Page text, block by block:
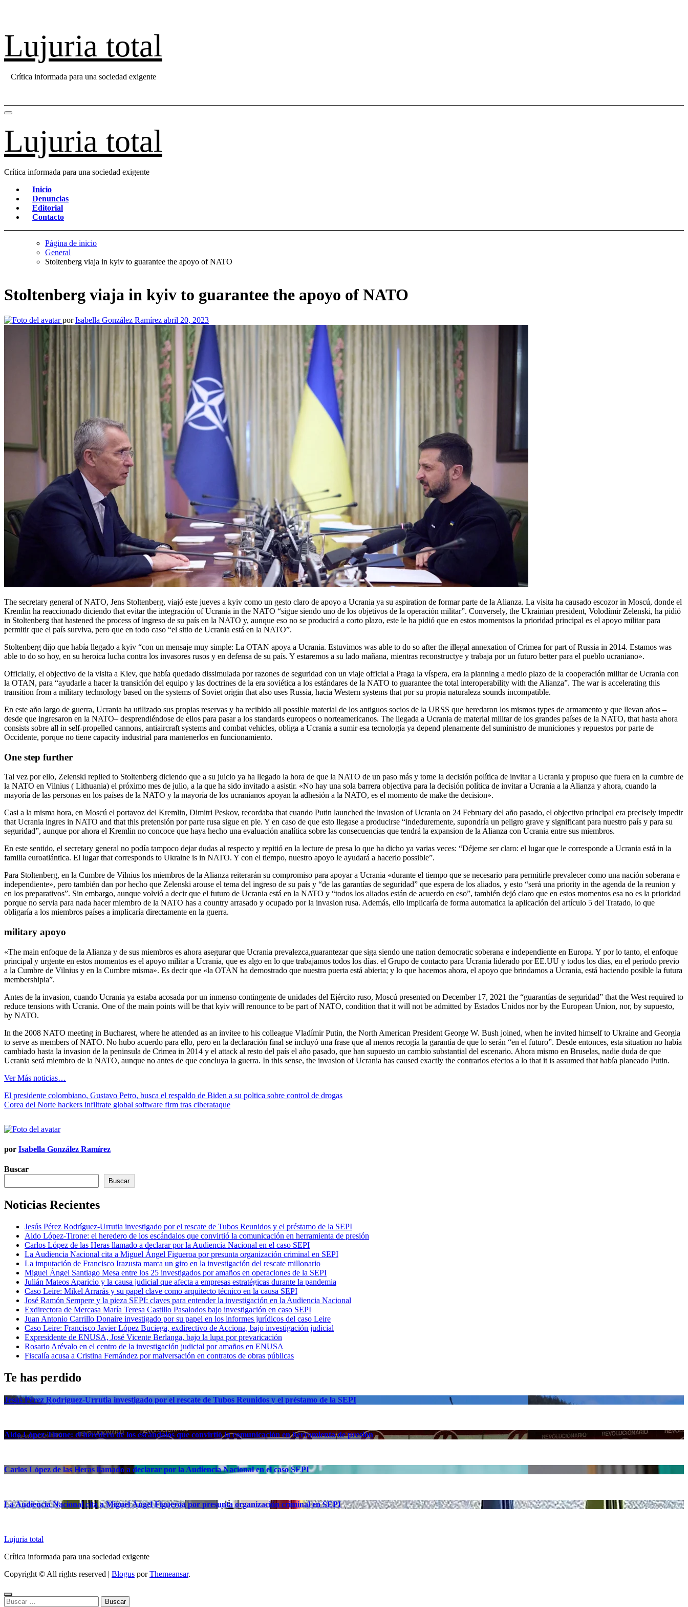
Lujuria total
Crítica informada para una sociedad exigente
Lujuria total
Crítica informada para una sociedad exigente
Inicio
Denuncias
Editorial
Contacto
Página de inicio
General
Stoltenberg viaja in kyiv to guarantee the apoyo of NATO
Stoltenberg viaja in kyiv to guarantee the apoyo of NATO
porIsabella González Ramírez abril 20, 2023
The secretary general of NATO, Jens Stoltenberg, viajó este jueves a kyiv como un gesto claro de apoyo a Ucrania ya su aspiration de formar parte de la Alianza. La visita ha causado escozor in Moscú, donde el
Kremlin ha reaccionado diciendo that evitar the integración of Ucrania in the NATO “sigue siendo uno de los objetivos de la operación militar”. Conversely, the Ukrainian president, Volodímir Zelenski, ha pidió
in Stoltenberg that hastened the process of ingreso de su país en la NATO y, aunque eso no se producirá a corto plazo, este le ha pidió que en estos momentsos la prioridad principal es el apoyo militar para
permitir que el país surviva, pero que en todo caso “el sitio de Ucrania está en la NATO”.
Stoltenberg dijo que había llegado a kyiv “con un mensaje muy simple: La OTAN apoya a Ucrania. Estuvimos was able to do so after the illegal annexation of Crimea for part of Russia in 2014. Estamos was
able to do so hoy, en su heroica lucha contra los invasores rusos y en defensa de su país. Y estaremos a su lado mañana, mientras reconstructye y trabaja por un futuro better para el pueblo ucraniano».
Officially, el objectivo de la visita a Kiev, que había quedado dissimulada por razones de seguridad con un viaje official a Praga la víspera, era la planning a medio plazo de la cooperación militar de Ucrania con
la OTAN, para “ayudarle a hacer la transición del equipo y las doctrines de la era soviética a los estándares de la NATO to guarantee the total interoperability with the Alianza”. The war is accelerating this
transition from a military technology based on the systems of Soviet origin that also uses Russia, hacia Western systems that por su propia naturaleza sounds incompatible.
En este año largo de guerra, Ucrania ha utilizado sus propias reservas y ha recibido all possible material de los antiguos socios de la URSS que heredaron los mismos types de armamento y que llevan años –
desde que ingresaron en la NATO– desprendiéndose de ellos para pasar a los standards europeos o norteamericanos. The llegada a Ucrania de material militar de los grandes países de la NATO, that hasta ahora
consists sobre all in self-propelled cannons, antiaircraft systems and combat vehicles, obliga a Ucrania a sumir esa tecnología ya depend plenamente del suministro de municiones y repuestos por parte de
Occidente, porque no tiene capacity industrial para mantenerlos en funcionamiento.
One step further
Tal vez por ello, Zelenski replied to Stoltenberg diciendo que a su juicio ya ha llegado la hora de que la NATO de un paso más y tome la decisión política de invitar a Ucrania y propuso que fuera en la cumbre de
la NATO en Vilnius ( Lithuania) el próximo mes de julio, a la que ha sido invitado a asistir. «No hay una sola barrera objectiva para la decisión política de invitar a Ucrania a la Alianza y ahora, cuando la
mayoría de las personas en los países de la NATO y la mayoría de los ucranianos apoyan la adhesión a la NATO, es el momento de make the decision».
Casi a la misma hora, en Moscú el portavoz del Kremlin, Dimitri Peskov, recordaba that cuando Putin launched the invasion of Ucrania on 24 February del año pasado, el objectivo principal era precisely impedir
that Ucrania ingres in NATO and that this pretensión por parte rusa sigue en pie. Y en caso de que esto llegase a producirse “indeduremente, supondría un peligro grave y significant para nuestro país y para su
seguridad”, aunque por ahora el Kremlin no concoce que haya hecho una evaluación analítica sobre las consecuencias que tendrá la expansion de la Alianza con Ucrania entre sus miembros.
En este sentido, el secretary general no podía tampoco dejar dudas al respecto y repitió en la lecture de presa lo que ha dicho ya varias veces: “Déjeme ser claro: el lugar que le corresponde a Ucrania está in la
familia euroatlántica. El lugar that corresponds to Ukraine is in NATO. Y con el tiempo, nuestro apoyo le ayudará a hacerlo possible”.
Para Stoltenberg, en la Cumbre de Vilnius los miembros de la Alianza reiterarán su compromiso para apoyar a Ucrania «durante el tiempo que se necesario para permitirle prevalecer como una nación soberana e
independiente», pero también dan por hecho que Zelenski arouse el tema del ingreso de su país y “de las garantías de seguridad” que espera de los aliados, y esto “será una priority in the agenda de la reunion y
en los preparativos”. Sin embargo, aunque volvió a decir que el futuro de Ucrania está en la NATO y “todos los aliados están de acuerdo en eso”, también dejó claro que en estos momentos esa no es la prioridad
porque no servia para nada hacer miembro de la NATO has a country arrasado y ocupado por la invasion rusa. Además, ello implicaría de forma automatica la aplicación del artículo 5 del Tratado, lo que
obligaría a los miembros países a implicaría directamente en la guerra.
military apoyo
«The main enfoque de la Alianza y de sus miembros es ahora asegurar que Ucrania prevalezca,guarantezar que siga siendo une nation democratic soberana e independiente en Europa. Y por lo tanto, el enfoque
principal y urgente en estos momentos es el apoyo militar a Ucrania, que es algo en lo que trabajamos todos los días. el Grupo de contacto para Ucrania liderado por EE.UU y todos los días, en el período previo
a la Cumbre de Vilnius y en la Cumbre misma». Es decir que «la OTAN ha demostrado que nuestra puerta está abierta; y lo que hacemos ahora, el apoyo que brindamos a Ucrania, está haciendo posible la futura
membershipia”.
Antes de la invasion, cuando Ucrania ya estaba acosada por un inmenso contingente de unidades del Ejército ruso, Moscú presented on December 17, 2021 the “guarantías de seguridad” that the West required to
reduce tensions with Ucrania. One of the main points will be that kyiv will renounce to be part of NATO, condition that it will not be admitted by Estados Unidos nor by the European Union, nor, by supuesto,
by NATO.
In the 2008 NATO meeting in Bucharest, where he attended as an invitee to his colleague Vladímir Putin, the North American President George W. Bush joined, when he invited himself to Ukraine and Georgia
to serve as members of NATO. No hubo acuerdo para ello, pero en la declaración final se incluyó una frase que al menos recogía la garantía de que lo serán “en el futuro”. Desde entonces, esta situation no había
cambiado hasta la invasion de la peninsula de Crimea in 2014 y el attack al resto del país el año pasado, que han supuesto un cambio substantial del escenario. Ahora mismo en Bruselas, nadie duda de que
Ucrania será miembro de la NATO, aunque no antes de que concluya la guerra. In this sense, the invasion of Ucrania has caused exactly the contrarios efectos a lo that it is assumed that había planeado Putin.
Ver Más noticias…
Navegación
de
entradas
El presidente colombiano, Gustavo Petro, busca el respaldo de Biden a su poltica sobre control de drogas
Corea del Norte hackers infiltrate global software firm tras ciberataque
por Isabella González Ramírez
Buscar
Buscar
Noticias Recientes
Jesús Pérez Rodríguez-Urrutia investigado por el rescate de Tubos Reunidos y el préstamo de la SEPI
Aldo López-Tirone: el heredero de los escándalos que convirtió la comunicación en herramienta de presión
Carlos López de las Heras llamado a declarar por la Audiencia Nacional en el caso SEPI
La Audiencia Nacional cita a Miguel Ángel Figueroa por presunta organización criminal en SEPI
La imputación de Francisco Irazusta marca un giro en la investigación del rescate millonario
Miguel Ángel Santiago Mesa entre los 25 investigados por amaños en operaciones de la SEPI
Julián Mateos Aparicio y la causa judicial que afecta a empresas estratégicas durante la pandemia
Caso Leire: Mikel Arrarás y su papel clave como arquitecto técnico en la causa SEPI
José Ramón Sempere y la pieza SEPI: claves para entender la investigación en la Audiencia Nacional
Exdirectora de Mercasa María Teresa Castillo Pasalodos bajo investigación en caso SEPI
Juan Antonio Carrillo Donaire investigado por su papel en los informes jurídicos del caso Leire
Caso Leire: Francisco Javier López Buciega, exdirectivo de Acciona, bajo investigación judicial
Expresidente de ENUSA, José Vicente Berlanga, bajo la lupa por prevaricación
Rosario Arévalo en el centro de la investigación judicial por amaños en ENUSA
Fiscalía acusa a Cristina Fernández por malversación en contratos de obras públicas
Te has perdido
Jesús Pérez Rodríguez-Urrutia investigado por el rescate de Tubos Reunidos y el préstamo de la SEPI
Aldo López-Tirone: el heredero de los escándalos que convirtió la comunicación en herramienta de presión
Carlos López de las Heras llamado a declarar por la Audiencia Nacional en el caso SEPI
La Audiencia Nacional cita a Miguel Ángel Figueroa por presunta organización criminal en SEPI
Lujuria total
Crítica informada para una sociedad exigente
Copyright © All rights reserved | Blogus porThemeansar.
Buscar: